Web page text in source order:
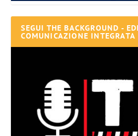
SEGUI THE BACKGROUND -
COMUNICAZIONE INTEGRATA